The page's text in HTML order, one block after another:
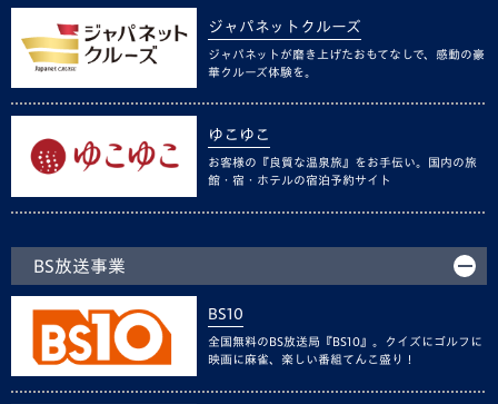
ジャパネットクルーズ
ジャパネットが磨き上げたおもてなしで、感動の豪
華クルーズ体験を。
ゆこゆこ
お客様の『良質な温泉旅』をお手伝い。国内の旅
館・宿・ホテルの宿泊予約サイト
BS放送事業
BS10
全国無料のBS放送局『BS10』。クイズにゴルフに
映画に麻雀、楽しい番組てんこ盛り！